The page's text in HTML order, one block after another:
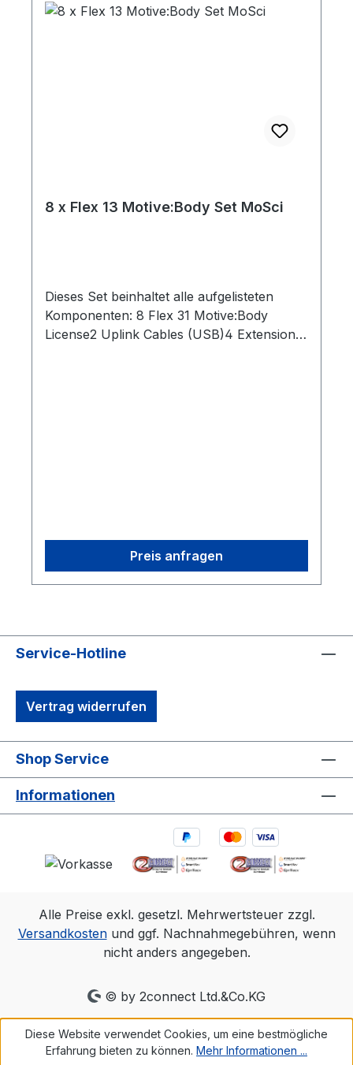
8 x Flex 13 Motive:Body Set MoSci
Dieses Set beinhaltet alle aufgelisteten
Komponenten: 8 Flex 31 Motive:Body
License2 Uplink Cables (USB)4 Extension
Preis anfragen
Service-Hotline
Vertrag widerrufen
Shop Service
Informationen
Alle Preise exkl. gesetzl. Mehrwertsteuer zzgl.
Versandkostenund ggf. Nachnahmegebühren, wenn
nicht anders angegeben.
© by 2connect Ltd.&Co.KG
Diese Website verwendet Cookies, um eine bestmögliche
Erfahrung bieten zu können. Mehr Informationen ...